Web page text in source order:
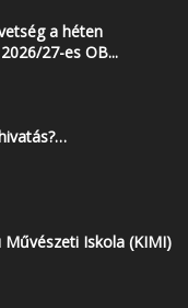
a héten
27-es OB...
Iskola (KIMI)